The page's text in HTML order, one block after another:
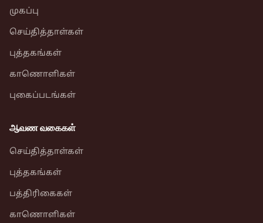
முகப்பு
செய்தித்தாள்கள்
புத்தகங்கள்
காணொளிகள்
புகைப்படங்கள்
ஆவண வகைகள்
செய்தித்தாள்கள்
புத்தகங்கள்
பத்திரிகைகள்
காணொளிகள்